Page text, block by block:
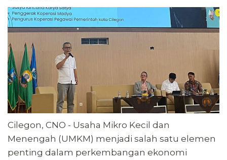
Cilegon, CNO - Usaha Mikro Kecil dan
Menengah (UMKM) menjadi salah satu elemen
penting dalam perkembangan ekonomi